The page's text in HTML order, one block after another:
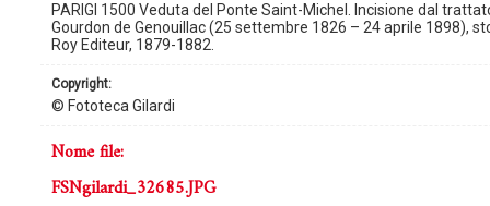
PARIGI 1500 Veduta del Ponte Saint-Michel. Incisione dal
Gourdon de Genouillac (25 settembre 1826 – 24 aprile 1898),
Roy Editeur, 1879-1882.
copyright:
© Fototeca Gilardi
nome file:
FSNgilardi_32685.JPG